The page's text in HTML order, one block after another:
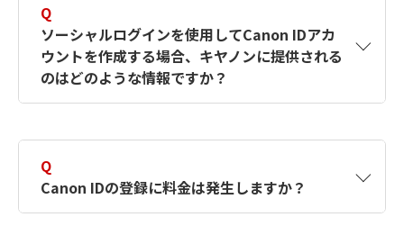
す。詳しい作成方法は【カメラ】Canon IDとは
何ですか？Canon IDの作成方法は？をご確認く
ださい。
Q
ソーシャルログインを使用してCanon IDアカ
ウントを作成する場合、キヤノンに提供される
のはどのような情報ですか？
択したサービスから取得します。アカウントを
簡単に作成できるように、この情報を使用して
Canon IDの登録フォームを入力します。
Q
Canon IDの登録に料金は発生しますか？